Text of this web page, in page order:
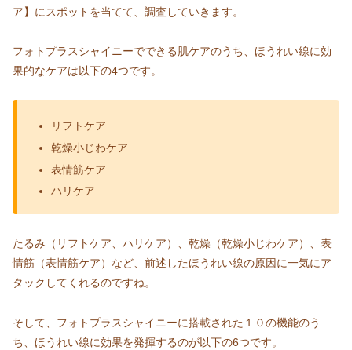
ア】にスポットを当てて、調査していきます。
フォトプラスシャイニーでできる肌ケアのうち、ほうれい線に効
果的なケアは以下の4つです。
リフトケア
乾燥小じわケア
表情筋ケア
ハリケア
たるみ（リフトケア、ハリケア）、乾燥（乾燥小じわケア）、表
情筋（表情筋ケア）など、前述したほうれい線の原因に一気にア
タックしてくれるのですね。
そして、フォトプラスシャイニーに搭載された１０の機能のう
ち、ほうれい線に効果を発揮するのが以下の6つです。